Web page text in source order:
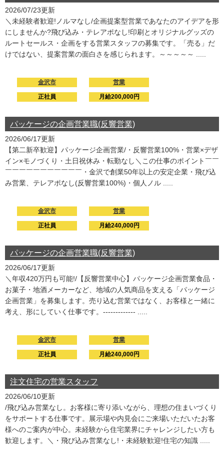
2026/07/23更新
＼未経験者歓迎!ノルマなし/企画提案型営業であなたのアイデアを形
にしませんか?飛び込み・テレアポなし!印刷とオリジナルグッズの
ルートセールス・企画をする営業スタッフの募集です。「売る」だ
けではない、提案営業の面白さを感じられます。～～～～～ .....
金沢市 営業
正社員 月給200,000円
パッケージの企画営業職(反響営業)
2026/06/17更新
【第二新卒歓迎】パッケージ企画営業/・反響営業100%・営業×デザ
イン×モノづくり・土日祝休み・転勤なし＼この仕事のポイント￣￣
￣￣￣￣￣￣￣￣￣￣￣・金沢で創業50年以上の安定企業・飛び込
み営業、テレアポなし(反響営業100%)・個人ノル .....
金沢市 営業
正社員 月給240,000円
パッケージの企画営業職(反響営業)
2026/06/17更新
＼年収420万円も可能!/【反響営業中心】パッケージ企画営業食品・
お菓子・地酒メーカーなど、地域の人気商品を支える「パッケージ
企画営業」を募集します。売り込む営業ではなく、お客様と一緒に
考え、形にしていく仕事です。------------- .....
金沢市 営業
正社員 月給240,000円
注文住宅の営業スタッフ
2026/06/10更新
/飛び込み営業なし。お客様に寄り添いながら、理想の住まいづくり
をサポートする仕事です。展示場や内見会にご来場いただいたお客
様へのご案内が中心。未経験から住宅業界にチャレンジしたい方も
歓迎します。＼・飛び込み営業なし!・未経験歓迎!住宅の知識 .....